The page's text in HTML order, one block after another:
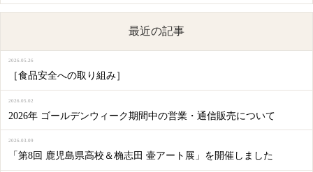
最近の記事
［食品安全への取り組み］
2026.05.26
2026年 ゴールデンウィーク期間中の営業・通信販売について
2026.05.02
「第8回 鹿児島県高校＆桷志田 壷アート展」を開催しました
2026.03.09